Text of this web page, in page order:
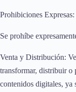
Prohibiciones Expresas:
Se prohíbe
Venta y Distribución:
transformar, distribuir o
contenidos digitales, ya